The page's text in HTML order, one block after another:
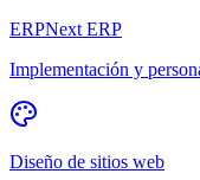
ERPNext ERP
Implementación y
Diseño de sitios web